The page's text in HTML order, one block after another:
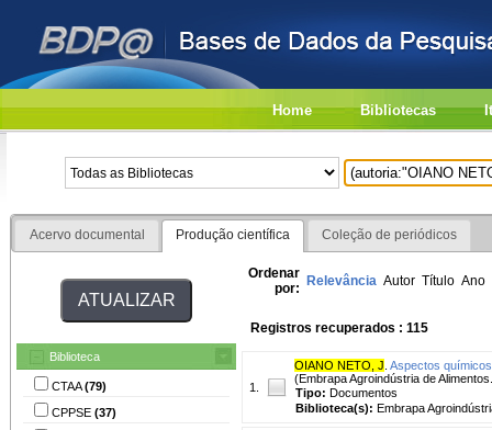
Home Bibliotecas
Acervo documental Produção científica Coleção de periódicos
Biblioteca
CTAA(79)
CPPSE (37)
Ordenar
por: Relevância Autor Título Ano
Registros recuperados : 115
1.
OIANO NETO, J Aspectos
(Embrapa Agroindústria de
Tipo: Documentos
Biblioteca(s): Embrapa